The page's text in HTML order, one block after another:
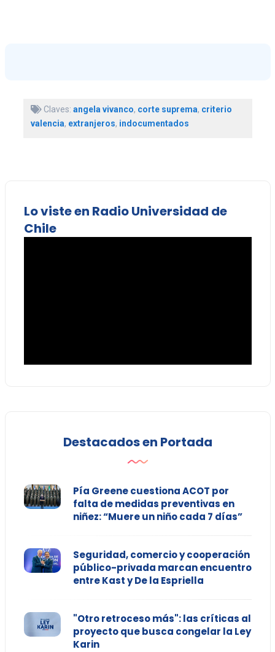
Claves: angela vivanco, corte suprema, criterio
valencia, extranjeros, indocumentados
Lo viste en Radio Universidad de
Chile
Destacados en Portada
Pía Greene cuestiona ACOT por
falta de medidas preventivas en
niñez: “Muere un niño cada 7 días”
Seguridad, comercio y cooperación
público-privada marcan encuentro
entre Kast y De la Espriella
"Otro retroceso más": las críticas al
proyecto que busca congelar la Ley
Karin